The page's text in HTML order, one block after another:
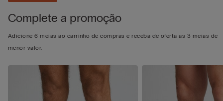
Complete a promoção
Adicione 6 meias ao carrinho de compras e receba de oferta as 3 meias de
menor valor.